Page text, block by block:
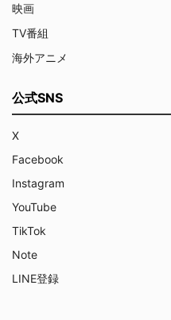
映画
TV番組
海外アニメ
公式SNS
X
Facebook
Instagram
YouTube
TikTok
Note
LINE登録